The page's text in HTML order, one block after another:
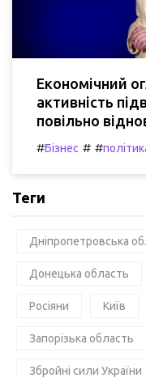
Економічний
активність
повільно
#Бізнес # #
Теги
Дніпропетровська
Донецька область
Росіяни Київ
Запорізька область
Збройні сили України